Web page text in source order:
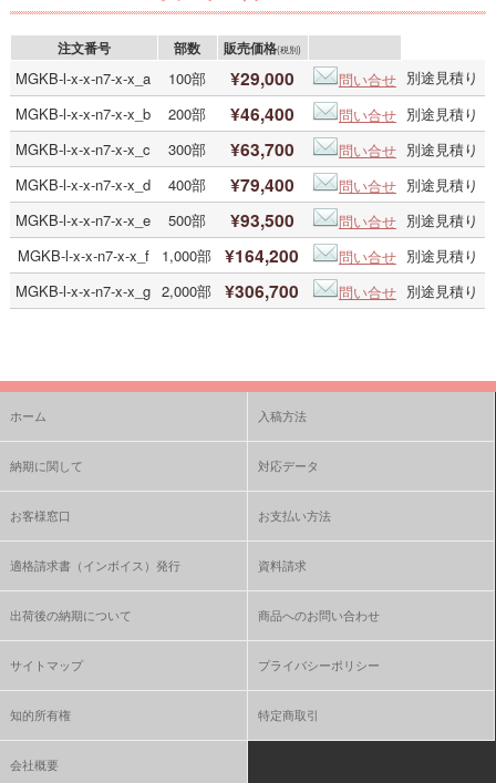
注文番号 部数 販売価格(税別)
MGKB-l-x-x-n7-x-x_a 100部 ¥29,000 問い合せ 別途見積り
MGKB-l-x-x-n7-x-x_b
200部 ¥46,400 問い合せ 別途見積り
MGKB-l-x-x-n7-x-x_c
300部 ¥63,700 問い合せ 別途見積り
MGKB-l-x-x-n7-x-x_d
400部 ¥79,400 問い合せ 別途見積り
MGKB-l-x-x-n7-x-x_e
500部 ¥93,500 問い合せ 別途見積り
MGKB-l-x-x-n7-x-x_f
1,000部 ¥164,200 問い合せ 別途見積り
MGKB-l-x-x-n7-x-x_g 2,000部 ¥306,700 問い合せ 別途見積り
ホーム 入稿方法
納期に関して 対応データ
お客様窓口 お支払い方法
適格請求書（インボイス）発行 資料請求
出荷後の納期について 商品へのお問い合わせ
サイトマップ プライバシーポリシー
知的所有権 特定商取引
会社概要